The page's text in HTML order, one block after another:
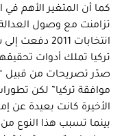
كما أن المتغير الأهم في
تزامنت مع وصول العدالة
انتخابات
تركيا تملك أدوات
صدّر تصريحات من قبيل
موافقة تركيا” لكن
الأخيرة كانت بعيدة عن
بينما تسبب هذا النوع من